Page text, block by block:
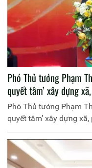
Phó Thủ tướng Phạm
quyết tâm’ xây dựng
Phó Thủ tướng Phạm
quyết tâm’ xây dựng